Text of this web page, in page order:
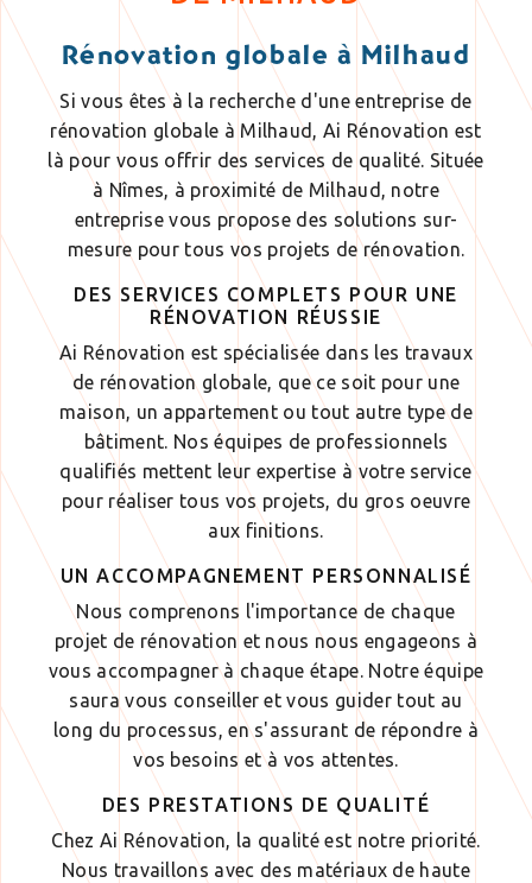
Rénovation globale à Milhaud
Si vous êtes à la recherche d'une entreprise de
rénovation globale à Milhaud, Ai Rénovation est
là pour vous offrir des services de qualité. Située
à Nîmes, à proximité de Milhaud, notre
entreprise vous propose des solutions sur-
mesure pour tous vos projets de rénovation.
DES SERVICES COMPLETS POUR UNE
RÉNOVATION RÉUSSIE
Ai Rénovation est spécialisée dans les travaux
de rénovation globale, que ce soit pour une
maison, un appartement ou tout autre type de
bâtiment. Nos équipes de professionnels
qualifiés mettent leur expertise à votre service
pour réaliser tous vos projets, du gros oeuvre
aux finitions.
UN ACCOMPAGNEMENT PERSONNALISÉ
Nous comprenons l'importance de chaque
projet de rénovation et nous nous engageons à
vous accompagner à chaque étape. Notre équipe
saura vous conseiller et vous guider tout au
long du processus, en s'assurant de répondre à
vos besoins et à vos attentes.
DES PRESTATIONS DE QUALITÉ
Chez Ai Rénovation, la qualité est notre priorité.
Nous travaillons avec des matériaux de haute